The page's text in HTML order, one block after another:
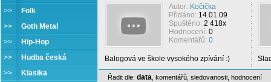
>>
Folk
>> Goth Metal
>>
Hip-Hop
>>
Hudba česká
>>
Klasika
Autor: Kočička
Přidáno: 14.01.09
Spuštěno: 2 418x
Hodnocení: 0
Komentářů: 0
Balogová ve škole vysokého zpívání :)
Řadit dle: data komentářů sledovanosti hodnocení